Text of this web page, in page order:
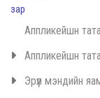
Аппликейшн
Аппликейшн
Эрүүл мэндийн